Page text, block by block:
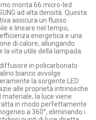
monta 66 micro-led
ad alta densità. Questa
assicura un flusso
e lineare nel tempo,
energetica e una
di calore, allungando
la vita utile della lampada.
diffusore in policarbonato
bianco avvolge
la sorgente LED.
alle proprietà intrinseche
materiale, la luce viene
in modo perfettamente
a 360°, eliminando i